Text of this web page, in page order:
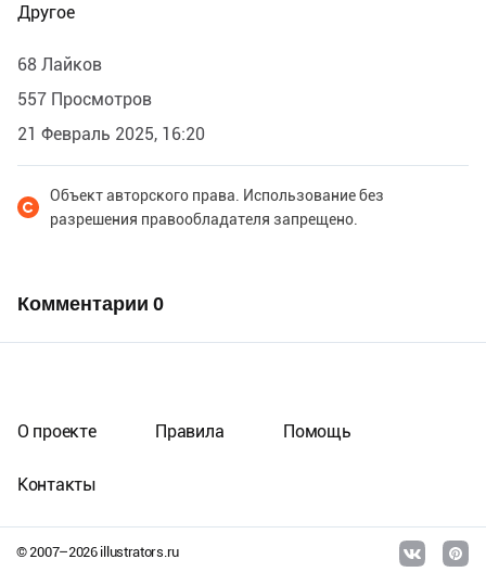
Другое
68 Лайков
557 Просмотров
21 Февраль 2025, 16:20
Объект авторского права. Использование без
разрешения правообладателя запрещено.
Комментарии 0
© 2007–2026illustrators.ru
О проекте Правила Помощь
Контакты